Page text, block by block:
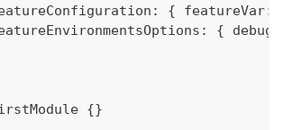
: { featureVar:
: { debug
{}